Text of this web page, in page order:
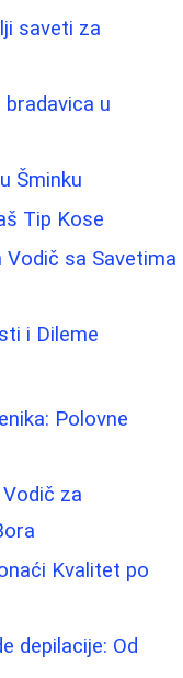
saveti za
u
Šminku
Tip Kose
Vodič sa Savetima
i Dileme
Polovne
za
Kvalitet po
depilacije: Od